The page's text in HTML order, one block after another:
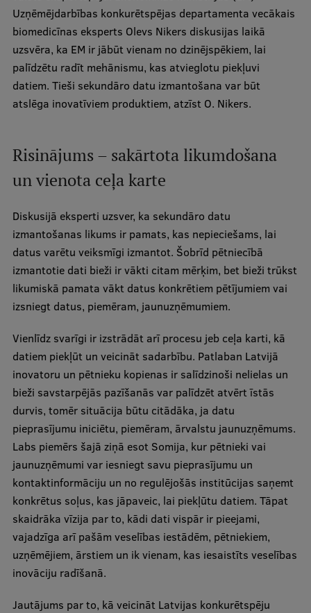
Uzņēmējdarbības konkurētspējas departamenta vecākais
biomedicīnas eksperts Olevs Nikers diskusijas laikā
uzsvēra, ka EM ir jābūt vienam no dzinējspēkiem, lai
palīdzētu radīt mehānismu, kas atvieglotu piekļuvi
datiem. Tieši sekundāro datu izmantošana var būt
atslēga inovatīviem produktiem, atzīst O. Nikers.
Risinājums – sakārtota likumdošana
un vienota ceļa karte
Diskusijā eksperti uzsver, ka sekundāro datu
izmantošanas likums ir pamats, kas nepieciešams, lai
datus varētu veiksmīgi izmantot. Šobrīd pētniecībā
izmantotie dati bieži ir vākti citam mērķim, bet bieži trūkst
likumiskā pamata vākt datus konkrētiem pētījumiem vai
izsniegt datus, piemēram, jaunuzņēmumiem.
Vienlīdz svarīgi ir izstrādāt arī procesu jeb ceļa karti, kā
datiem piekļūt un veicināt sadarbību. Patlaban Latvijā
inovatoru un pētnieku kopienas ir salīdzinoši nelielas un
bieži savstarpējās pazīšanās var palīdzēt atvērt īstās
durvis, tomēr situācija būtu citādāka, ja datu
pieprasījumu iniciētu, piemēram, ārvalstu jaunuzņēmums.
Labs piemērs šajā ziņā esot Somija, kur pētnieki vai
jaunuzņēmumi var iesniegt savu pieprasījumu un
kontaktinformāciju un no regulējošās institūcijas saņemt
konkrētus soļus, kas jāpaveic, lai piekļūtu datiem. Tāpat
skaidrāka vīzija par to, kādi dati vispār ir pieejami,
vajadzīga arī pašām veselības iestādēm, pētniekiem,
uzņēmējiem, ārstiem un ik vienam, kas iesaistīts veselības
inovāciju radīšanā.
Jautājums par to, kā veicināt Latvijas konkurētspēju